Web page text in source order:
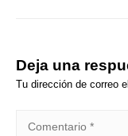
Deja una
Tu dirección de correo